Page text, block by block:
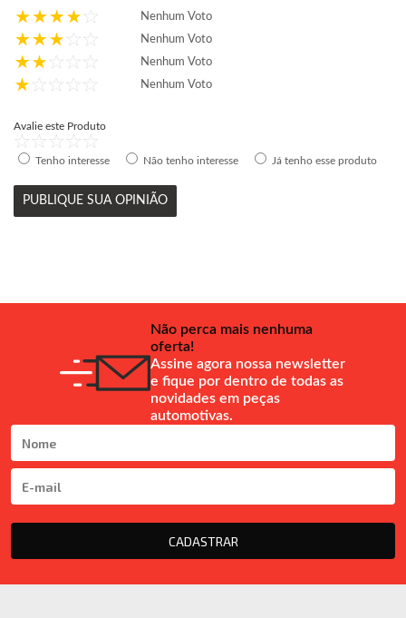
Nenhum Voto
Nenhum Voto
Nenhum Voto
Nenhum Voto
Avalie este Produto
Tenho interesse Não tenho interesse Já tenho esse produto
PUBLIQUE SUA OPINIÃO
Não perca mais nenhuma
oferta!
Assine agora nossa newsletter
e fique por dentro de todas as
novidades em peças
automotivas.
CADASTRAR